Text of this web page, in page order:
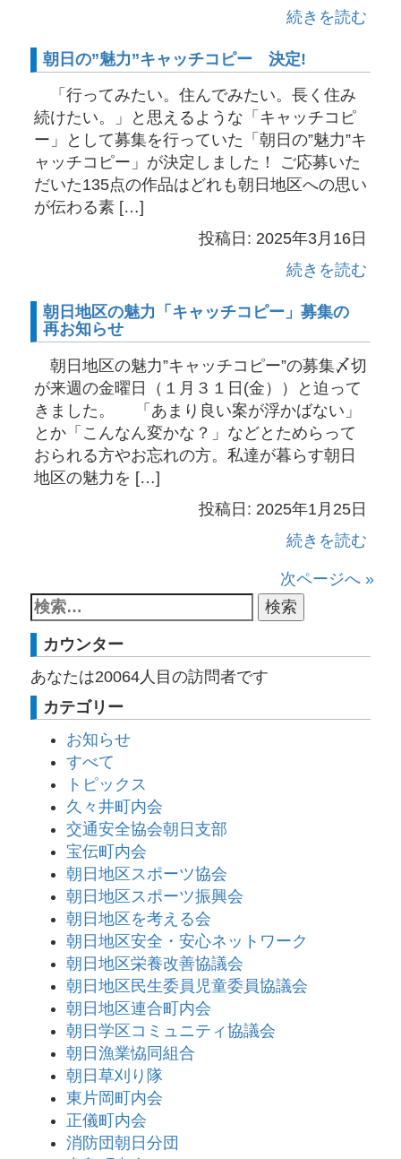
続きを読む
朝日の”魅力”キャッチコピー 決定!
「行ってみたい。住んでみたい。長く住み
続けたい。」と思えるような「キャッチコピ
ー」として募集を行っていた「朝日の”魅力”キ
ャッチコピー」が決定しました！ ご応募いた
だいた135点の作品はどれも朝日地区への思い
が伝わる素 […]
投稿日: 2025年3月16日
続きを読む
朝日地区の魅力「キャッチコピー」募集の
再お知らせ
朝日地区の魅力”キャッチコピー”の募集〆切
が来週の金曜日（１月３１日(金））と迫って
きました。 「あまり良い案が浮かばない」
とか「こんなん変かな？」などとためらって
おられる方やお忘れの方。私達が暮らす朝日
地区の魅力を […]
投稿日: 2025年1月25日
続きを読む
次ページへ »
カウンター
あなたは20064人目の訪問者です
カテゴリー
お知らせ
すべて
トピックス
久々井町内会
交通安全協会朝日支部
宝伝町内会
朝日地区スポーツ協会
朝日地区スポーツ振興会
朝日地区を考える会
朝日地区安全・安心ネットワーク
朝日地区栄養改善協議会
朝日地区民生委員児童委員協議会
朝日地区連合町内会
朝日学区コミュニティ協議会
朝日漁業恊同組合
朝日草刈り隊
東片岡町内会
正儀町内会
消防団朝日分団